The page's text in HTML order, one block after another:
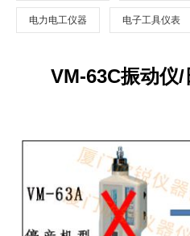
电力电工仪器 电子工具仪表
VM-63C振动仪